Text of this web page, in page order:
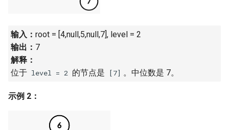
18. 删除链表的节点
19. 正则表达式匹配
20. 表示数值的字符串
21. 调整数组顺序使奇数位于
16. 不含重复字符的最长子字
符串
串
18. 有效的回文
2.8. 环路检测
3.1. 三合一
3.2. 栈的最小值
输入： root = [4,null,5,null,7], level = 2
输出： 7
解释：
位于 level = 2 的节点是 [7] 。中位数是 7。
示例 2：